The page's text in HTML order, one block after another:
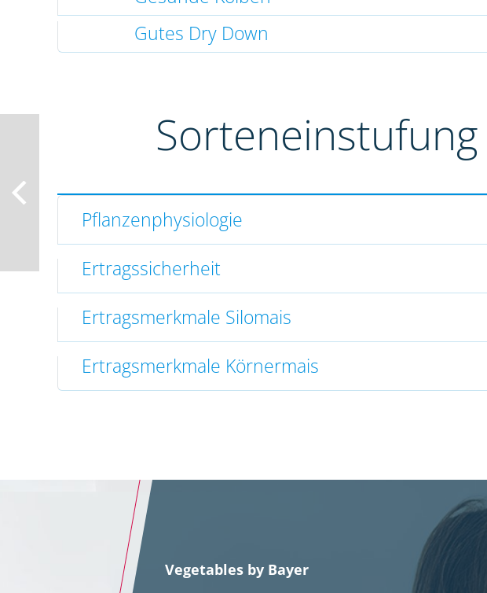
Gutes Dry Down
Pflanzenphysiologie
Ertragssicherheit
Ertragsmerkmale Silomais
Ertragsmerkmale Körnermais
Vegetables by Bayer